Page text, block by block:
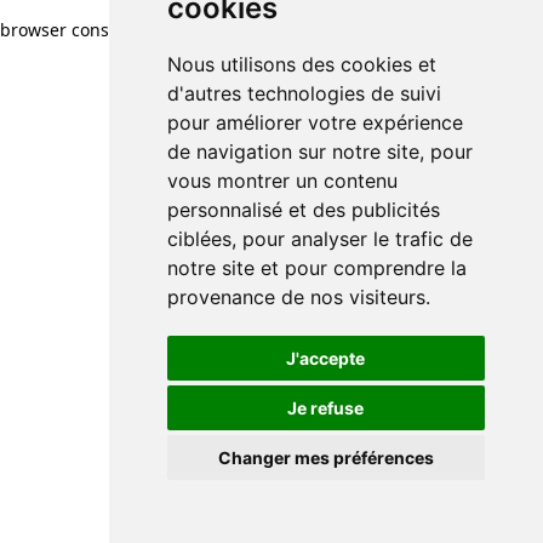
cookies
Nous utilisons des cookies et
d'autres technologies de suivi
pour améliorer votre expérience
de navigation sur notre site, pour
vous montrer un contenu
personnalisé et des publicités
ciblées, pour analyser le trafic de
notre site et pour comprendre la
provenance de nos visiteurs.
J'accepte
Je refuse
Changer mes préférences
browser console for more information)